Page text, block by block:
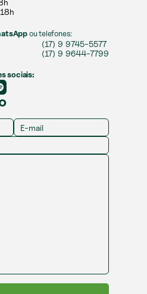
ou telefones:
(17) 9 9745-5577
(17) 9 9644-7799
sociais: